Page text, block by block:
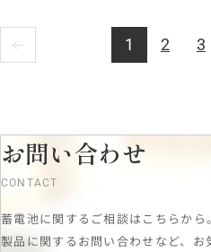
1 2 3
お問い合わせ
CONTACT
蓄電池に関するご相談はこちらから
製品に関するお問い合わせなど、お